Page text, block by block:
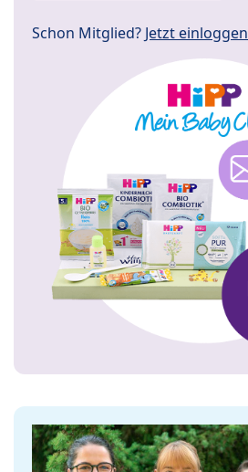
Schon Mitglied? Jetzt einloggen